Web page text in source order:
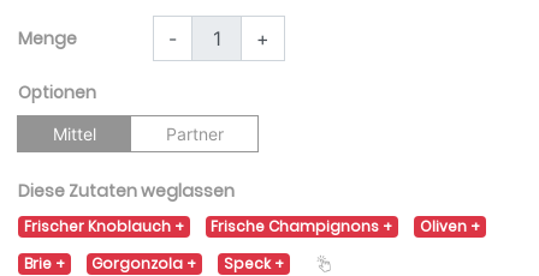
Menge - +
Optionen
Mittel Partner
Diese Zutaten weglassen
Frischer Knoblauch Frische Champignons
Oliven
Brie
Gorgonzola Speck